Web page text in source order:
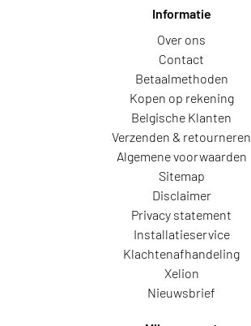
Informatie
Over ons
Contact
Betaalmethoden
Kopen op rekening
Belgische Klanten
Verzenden & retourneren
Algemene voorwaarden
Sitemap
Disclaimer
Privacy statement
Installatieservice
Klachtenafhandeling
Xelion
Nieuwsbrief